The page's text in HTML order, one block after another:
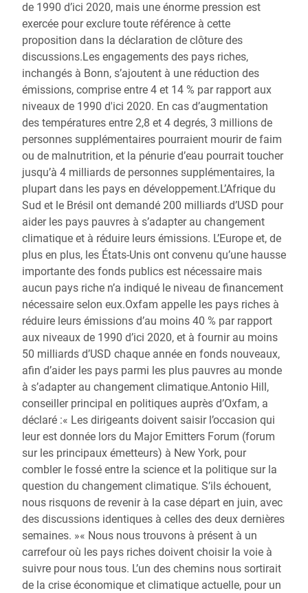
de 1990 d’ici 2020, mais une énorme pression est
exercée pour exclure toute référence à cette
proposition dans la déclaration de clôture des
discussions.Les engagements des pays riches,
inchangés à Bonn, s’ajoutent à une réduction des
émissions, comprise entre 4 et 14 % par rapport aux
niveaux de 1990 d'ici 2020. En cas d’augmentation
des températures entre 2,8 et 4 degrés, 3 millions de
personnes supplémentaires pourraient mourir de faim
ou de malnutrition, et la pénurie d’eau pourrait toucher
jusqu’à 4 milliards de personnes supplémentaires, la
plupart dans les pays en développement.L’Afrique du
Sud et le Brésil ont demandé 200 milliards d’USD pour
aider les pays pauvres à s’adapter au changement
climatique et à réduire leurs émissions. L’Europe et, de
plus en plus, les États-Unis ont convenu qu’une hausse
importante des fonds publics est nécessaire mais
aucun pays riche n’a indiqué le niveau de financement
nécessaire selon eux.Oxfam appelle les pays riches à
réduire leurs émissions d’au moins 40 % par rapport
aux niveaux de 1990 d’ici 2020, et à fournir au moins
50 milliards d’USD chaque année en fonds nouveaux,
afin d’aider les pays parmi les plus pauvres au monde
à s’adapter au changement climatique.Antonio Hill,
conseiller principal en politiques auprès d’Oxfam, a
déclaré :« Les dirigeants doivent saisir l’occasion qui
leur est donnée lors du Major Emitters Forum (forum
sur les principaux émetteurs) à New York, pour
combler le fossé entre la science et la politique sur la
question du changement climatique. S’ils échouent,
nous risquons de revenir à la case départ en juin, avec
des discussions identiques à celles des deux dernières
semaines. »« Nous nous trouvons à présent à un
carrefour où les pays riches doivent choisir la voie à
suivre pour nous tous. L’un des chemins nous sortirait
de la crise économique et climatique actuelle, pour un